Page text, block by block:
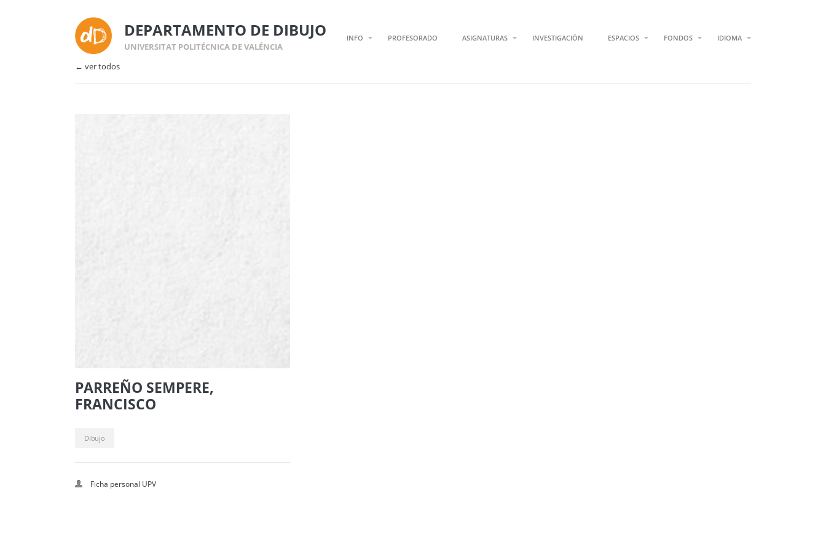
DEPARTAMENTO DE DIBUJO
UNIVERSITAT POLITÉCNICA DE VALÉNCIA
INFO PROFESORADO ASIGNATURAS INVESTIGACIÓN ESPACIOS FONDOS IDIOMA
← ver todos
PARREÑO SEMPERE,
FRANCISCO
Dibujo
Ficha personal UPV